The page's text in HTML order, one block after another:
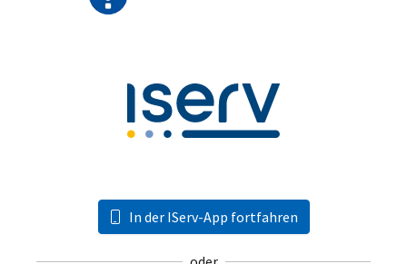
In der IServ-App fortfahren